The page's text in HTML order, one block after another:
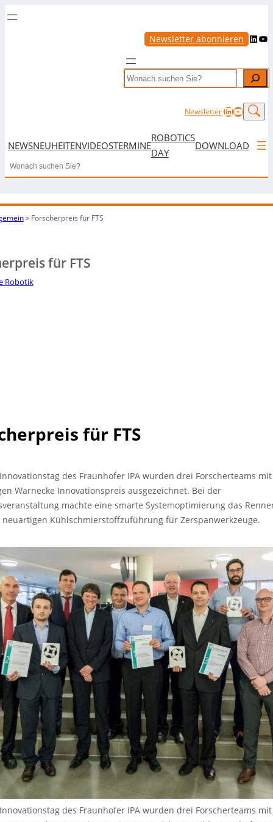
Newsletter abonnieren LinkedIn YouTube
Search
NewsletterLinkedIn
NEWSNEUHEITENVIDEOSTERMINE
ROBOTICS
DAY
DOWNLOAD
Search
» Forscherpreis für FTS
für FTS
Robotik
für FTS
des Fraunhofer IPA wurden drei Forscherteams
Warnecke Innovationspreis ausgezeichnet. Bei der
machte eine smarte Systemoptimierung das
Kühlschmierstoffzuführung für Zerspanwerkzeuge.
des Fraunhofer IPA wurden drei Forscherteams